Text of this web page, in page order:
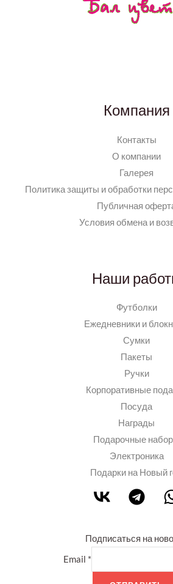
Компания
Контакты
О компании
Галерея
Политика защиты и обработки
Публичная
Условия обмена и
Наши
Футболки
Ежедневники и
Сумки
Пакеты
Ручки
Корпоративные
Посуда
Награды
Подарочные
Электроника
Подарки на Новый
Подписаться на
Email *